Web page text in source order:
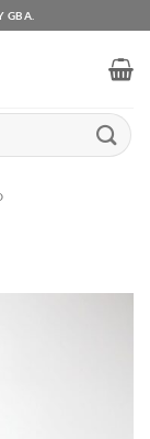
GBA.